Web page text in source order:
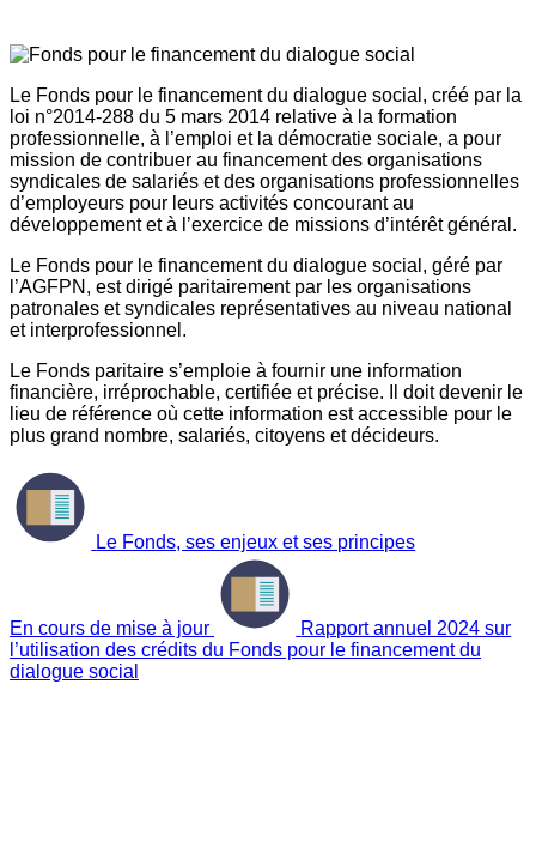
Le Fonds pour le financement du dialogue social, créé par la
loi n°2014-288 du 5 mars 2014 relative à la formation
professionnelle, à l’emploi et la démocratie sociale, a pour
mission de contribuer au financement des organisations
syndicales de salariés et des organisations professionnelles
d’employeurs pour leurs activités concourant au
développement et à l’exercice de missions d’intérêt général.
Le Fonds pour le financement du dialogue social, géré par
l’AGFPN, est dirigé paritairement par les organisations
patronales et syndicales représentatives au niveau national
et interprofessionnel.
Le Fonds paritaire s’emploie à fournir une information
financière, irréprochable, certifiée et précise. Il doit devenir le
lieu de référence où cette information est accessible pour le
plus grand nombre, salariés, citoyens et décideurs.
Le Fonds, ses enjeux et ses principes
En cours de mise à jour
Rapport annuel 2024 sur
l’utilisation des crédits du Fonds pour le financement du
dialogue social